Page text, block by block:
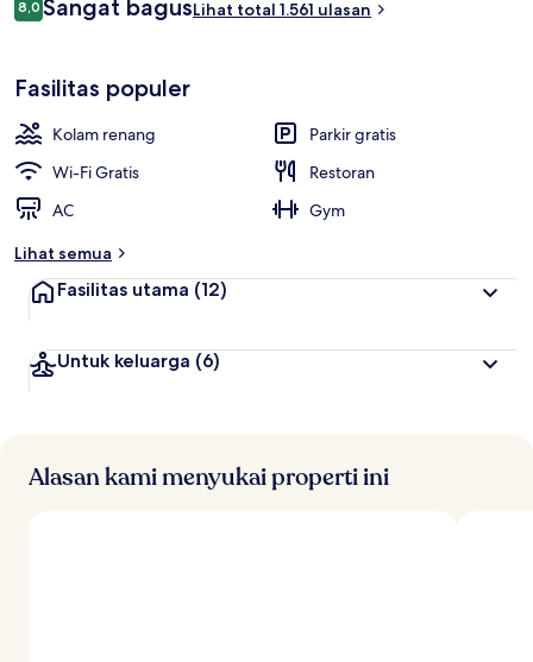
8,08,0 dari 10
Sangat bagusLihat total 1.561 ulasan
Fasilitas populer
Kolam renang
Parkir gratis
Wi-Fi Gratis
Restoran
AC
Gym
Lihat semua
Fasilitas utama (12)
Untuk keluarga (6)
Alasan kami menyukai properti ini